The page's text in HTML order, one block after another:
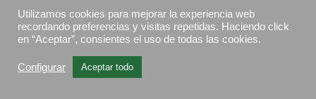
inventario en el momento del cambio). Sólo se podrán
realizar cambios por productos con valor igual o
inferior al original y la diferencia en caso de aplicar, se
entregará en un cupón para una nueva compra en la
tienda online. En caso de no contar con disponibilidad
Utilizamos cookies para mejorar la experiencia web
recordando preferencias y visitas repetidas. Haciendo click
en “Aceptar”, consientes el uso de todas las cookies.
Configurar Aceptar todo